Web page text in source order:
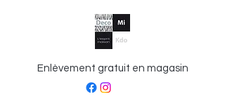
Enlèvement gratuit en magasin